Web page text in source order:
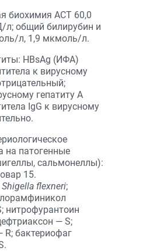
биохимия АСТ 60,0
общий билирубин и
л, 1,9 мкмоль/л.
HBsAg (ИФА)
к вирусному
гепатиту А
IgG к вирусному
на патогенные
сальмонеллы):
15.
Shigella flexneri;
нитрофурантоин
— S;
бактериофаг